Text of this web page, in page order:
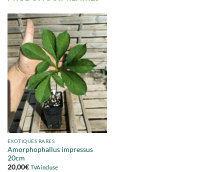
EXOTIQUES RARES
Amorphophallus impressus
20cm
20,00€ TVA incluse